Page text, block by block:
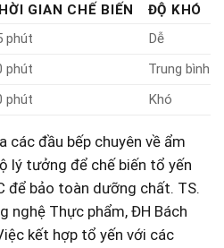
GIAN CHẾ BIẾN
ĐỘ KHÓ
⁢phút
Dễ
phút
Trung bình
phút Khó
các đầu ⁣bếp chuyên về ẩm
lý tưởng để chế biến tổ yến
để bảo toàn dưỡng⁤ chất. TS.
nghệ Thực phẩm, ĐH Bách
kết hợp tổ yến với các